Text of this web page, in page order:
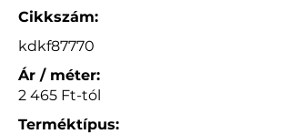
Cikkszám:
kdkf87770
Ár / méter:
2 465 Ft-tól
Terméktípus: